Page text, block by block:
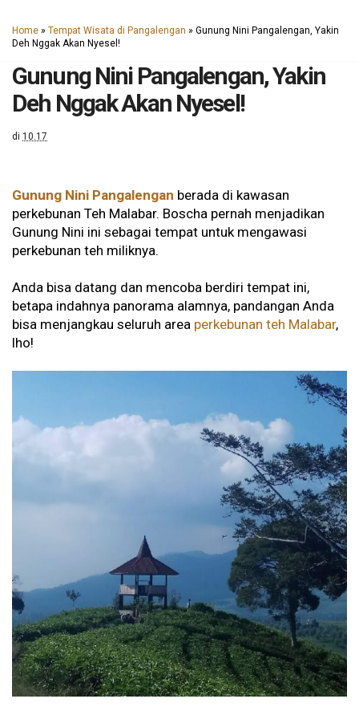
Home » Tempat Wisata di Pangalengan » Gunung Nini Pangalengan, Yakin
Deh Nggak Akan Nyesel!
Gunung Nini Pangalengan, Yakin
Deh Nggak Akan Nyesel!
di 10.17
Gunung Nini Pangalengan berada di kawasan
perkebunan Teh Malabar. Boscha pernah menjadikan
Gunung Nini ini sebagai tempat untuk mengawasi
perkebunan teh miliknya.
Anda bisa datang dan mencoba berdiri tempat ini,
betapa indahnya panorama alamnya, pandangan Anda
bisa menjangkau seluruh area perkebunan teh Malabar,
lho!